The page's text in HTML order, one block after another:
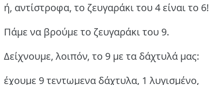
ή, αντίστροφα, το ζευγαράκι του 4 είναι το 6!
Πάμε να βρούμε το ζευγαράκι του 9.
Δείχνουμε, λοιπόν, το 9 με τα δάχτυλά μας:
έχουμε 9 τεντωμενα δάχτυλα, 1 λυγισμένο,